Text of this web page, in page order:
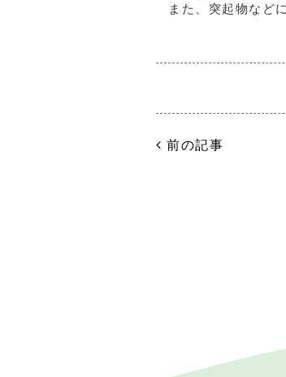
また、突起物など
前の記事